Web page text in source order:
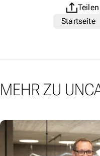
Teilen
Startseite
MEHR ZU